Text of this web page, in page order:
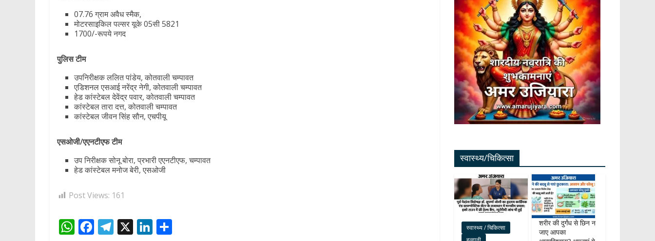
07.76 ग्राम अवैध स्मैक,
मोटरसाइकिल पल्सर यूके 05सी 5821
1700/-रूपये नगद
पुलिस टीम
उपनिरीक्षक ललित पांडेय, कोतवाली चम्पावत
एडिशनल एसआई नरेंद्र नेगी, कोतवाली चम्पावत
हेड कांस्टेबल देवेंद्र पवार, कोतवाली चम्पावत
कांस्टेबल तारा दत्त, कोतवाली चम्पावत
कांस्टेबल जीवन सिंह सौन, एचपीयू
एसओजी/एएनटीएफ टीम
उप निरीक्षक सोनू बोरा, प्रभारी एएनटीएफ, चम्पावत
हेड कांस्टेबल मनोज बेरी, एसओजी
Post Views: 161
W F T X Li
स्वास्थ्य/चिकित्सा
स्वास्थ्य / चिकित्सा
शरीर की दुर्गंध से छिन न
जाए आपका